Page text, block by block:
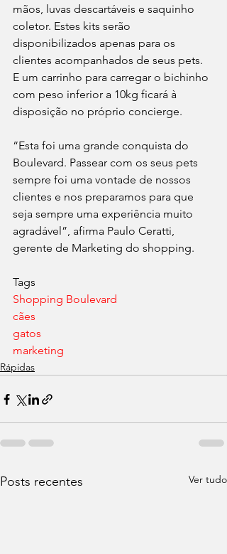
mãos, luvas descartáveis e saquinho
coletor. Estes kits serão
disponibilizados apenas para os
clientes acompanhados de seus pets.
E um carrinho para carregar o bichinho
com peso inferior a 10kg ficará à
disposição no próprio concierge.
“Esta foi uma grande conquista do
Boulevard. Passear com os seus pets
sempre foi uma vontade de nossos
clientes e nos preparamos para que
seja sempre uma experiência muito
agradável”, afirma Paulo Ceratti,
gerente de Marketing do shopping.
Tags
Shopping Boulevard
cães
gatos
marketing
Rápidas
Posts recentes Ver tudo